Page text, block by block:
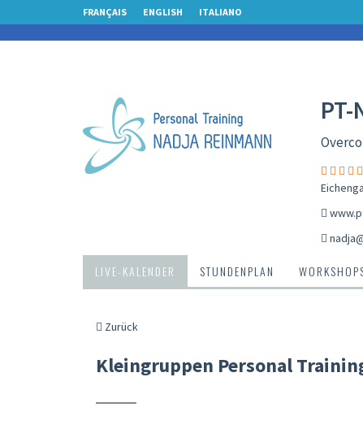
FRANÇAIS ENGLISH ITALIANO
PT-
LIVE-KALENDER STUNDENPLAN
Zurück
Kleingruppen Personal